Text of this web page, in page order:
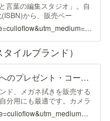
言葉の編集スタジオ」。自
から、販売ペー
https://www.339planning.com/?utm_source=culioflow&utm_medium=article&utm_campaign=publisher-author-selection
イルブランド）
Hinoba｜読書グッズ専門店｜本好きへのプレゼント・コーヒー powered by BASE
ド、メガネ拭きを販売する
分用にも最適です。カメラ
籍も販売しています。読https://shop.339planning.com/?utm_source=culioflow&utm_medium=article&utm_campaign=publisher-author-selection